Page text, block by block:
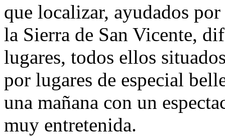
que localizar, ayudados
la Sierra de San Vicente,
lugares, todos ellos
por lugares de especial
una mañana con un
muy entretenida.